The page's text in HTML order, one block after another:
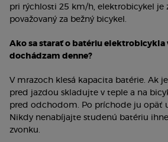
pri rýchlosti 25 km/h, elektrobicykel je
považovaný za bežný bicykel.
Ako sa starať o batériu elektrobicykla
dochádzam denne?
V mrazoch klesá kapacita batérie. Ak
pred jazdou skladujte v teple a na
pred odchodom. Po príchode ju opäť
Nikdy nenabíjajte studenú batériu
zvonku.